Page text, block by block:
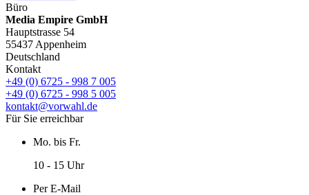
Büro
Media Empire GmbH
Hauptstrasse 54
55437 Appenheim
Deutschland
Kontakt
+49 (0) 6725 - 998 7 005
+49 (0) 6725 - 998 5 005
kontakt@vorwahl.de
Für Sie erreichbar
Mo. bis Fr.
10 - 15 Uhr
Per E-Mail